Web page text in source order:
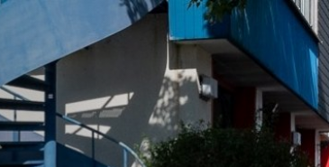
in Eppstein Kultur & Tourismus